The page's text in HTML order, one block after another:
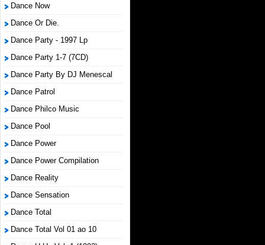
Dance Now
Dance Or Die.
Dance Party - 1997 Lp
Dance Party 1-7 (7CD)
Dance Party By DJ Menescal
Dance Patrol
Dance Philco Music
Dance Pool
Dance Power
Dance Power Compilation
Dance Reality
Dance Sensation
Dance Total
Dance Total Vol 01 ao 10